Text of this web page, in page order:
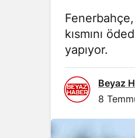
kısmını
yapıyor.
Beyaz
8